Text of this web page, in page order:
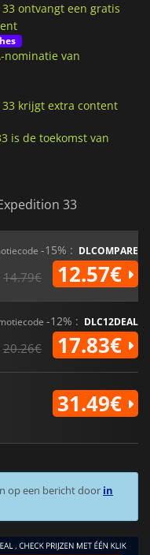
ontvangt een gratis
nominatie van
krijgt extra content
is de toekomst van
33
-15% : DLCOMPARE
14.79€ 12.57€
-12% : DLC12DEAL
20.26€ 17.83€
31.49€
op een bericht door in